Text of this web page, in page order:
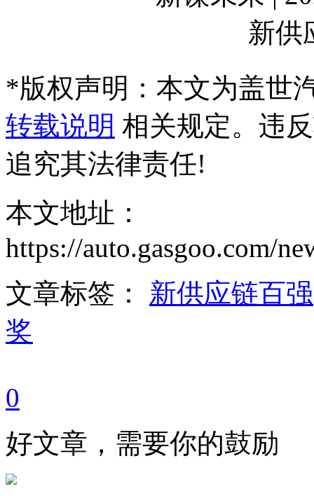
*版权声明：本文为盖世
转载说明 相关规定。违
追究其法律责任!
本文地址：
https://auto.gasgoo.com/
文章标签： 新供应链百强
奖
0
好文章，需要你的鼓励